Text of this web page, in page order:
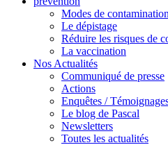
Modes de contamination
Le dépistage
Réduire les risques de
La vaccination
Nos Actualités
Communiqué de presse
Actions
Enquêtes /
Le blog de Pascal
Newsletters
Toutes les actualités